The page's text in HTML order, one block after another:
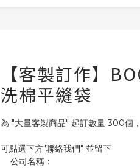
【客製訂作】
洗棉平縫袋
為 "大量客製商品" 起訂數量 300個
可點選下方"聯絡我們" 並留下
    公司名稱：